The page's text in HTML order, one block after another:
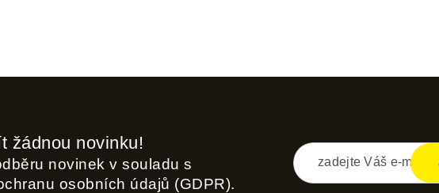
žádnou novinku!
novinek v souladu s
osobních údajů (GDPR).